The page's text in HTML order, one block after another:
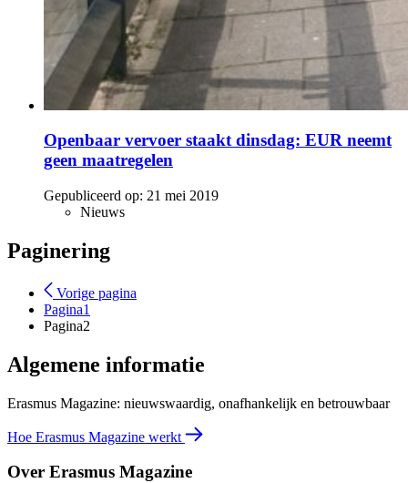
Openbaar vervoer staakt dinsdag: EUR neemt
geen maatregelen
Gepubliceerd op: 21 mei 2019
Nieuws
Paginering
Vorige pagina
Pagina1
Pagina2
Algemene informatie
Erasmus Magazine: nieuwswaardig, onafhankelijk en betrouwbaar
Hoe Erasmus Magazine werkt
Over Erasmus Magazine